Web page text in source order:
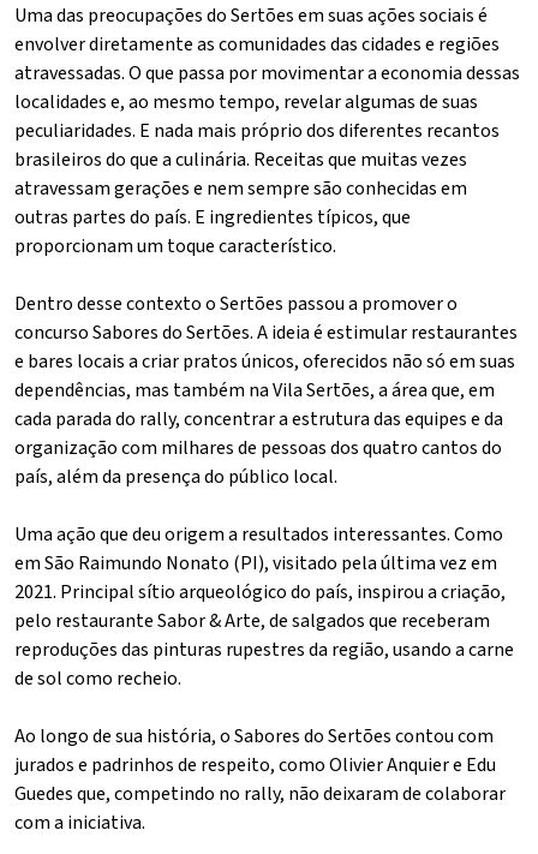
Uma das preocupações do Sertões em suas ações sociais é
envolver diretamente as comunidades das cidades e regiões
atravessadas. O que passa por movimentar a economia dessas
localidades e, ao mesmo tempo, revelar algumas de suas
peculiaridades. E nada mais próprio dos diferentes recantos
brasileiros do que a culinária. Receitas que muitas vezes
atravessam gerações e nem sempre são conhecidas em
outras partes do país. E ingredientes típicos, que
proporcionam um toque característico.
Dentro desse contexto o Sertões passou a promover o
concurso Sabores do Sertões. A ideia é estimular restaurantes
e bares locais a criar pratos únicos, oferecidos não só em suas
dependências, mas também na Vila Sertões, a área que, em
cada parada do rally, concentrar a estrutura das equipes e da
organização com milhares de pessoas dos quatro cantos do
país, além da presença do público local.
Uma ação que deu origem a resultados interessantes. Como
em São Raimundo Nonato (PI), visitado pela última vez em
2021. Principal sítio arqueológico do país, inspirou a criação,
pelo restaurante Sabor & Arte, de salgados que receberam
reproduções das pinturas rupestres da região, usando a carne
de sol como recheio.
Ao longo de sua história, o Sabores do Sertões contou com
jurados e padrinhos de respeito, como Olivier Anquier e Edu
Guedes que, competindo no rally, não deixaram de colaborar
com a iniciativa.